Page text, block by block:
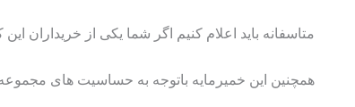
متاسفانه باید اعلام کنیم اگر شما یکی از خریداران این کالا باشید برای ثبت سفارش و
همچنین این خمیرمایه باتوجه به حساسیت های